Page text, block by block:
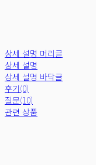
상세 설명 머리글
상세 설명
상세 설명 바닥글
후기(0)
질문(10)
관련 상품